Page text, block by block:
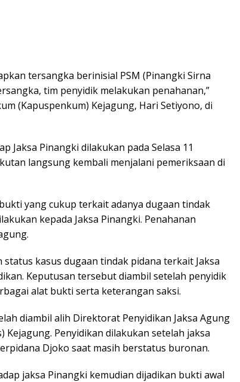
tersangka berinisial PSM (Pinangki Sirna
tim penyidik melakukan penahanan,”
(Kapuspenkum) Kejagung, Hari Setiyono, di
Jaksa Pinangki dilakukan pada Selasa 11
langsung kembali menjalani pemeriksaan di
yang cukup terkait adanya dugaan tindak
kepada Jaksa Pinangki. Penahanan
kasus dugaan tindak pidana terkait Jaksa
Keputusan tersebut diambil setelah penyidik
alat bukti serta keterangan saksi.
diambil alih Direktorat Penyidikan Jaksa Agung
Kejagung. Penyidikan dilakukan setelah jaksa
Djoko saat masih berstatus buronan.
jaksa Pinangki kemudian dijadikan bukti awal